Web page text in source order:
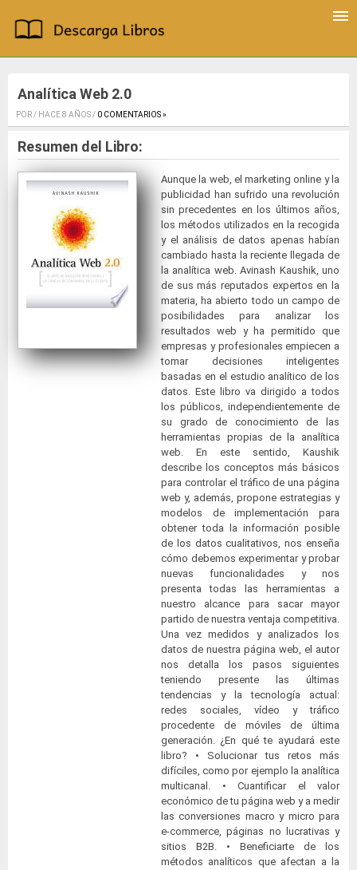
Analítica Web 2.0
POR / HACE 8 AÑOS / 0 COMENTARIOS ».
Resumen del Libro:
Aunque la web, el marketing online y la
publicidad han sufrido una revolución
sin precedentes en los últimos años,
los métodos utilizados en la recogida
y el análisis de datos apenas habían
cambiado hasta la reciente llegada de
la analítica web. Avinash Kaushik, uno
de sus más reputados expertos en la
materia, ha abierto todo un campo de
posibilidades para analizar los
resultados web y ha permitido que
empresas y profesionales empiecen a
tomar decisiones inteligentes
basadas en el estudio analítico de los
datos. Este libro va dirigido a todos
los públicos, independientemente de
su grado de conocimiento de las
herramientas propias de la analítica
web. En este sentido, Kaushik
describe los conceptos más básicos
para controlar el tráfico de una página
web y, además, propone estrategias y
modelos de implementación para
obtener toda la información posible
de los datos cualitativos, nos enseña
cómo debemos experimentar y probar
nuevas funcionalidades y nos
presenta todas las herramientas a
nuestro alcance para sacar mayor
partido de nuestra ventaja competitiva.
Una vez medidos y analizados los
datos de nuestra página web, el autor
nos detalla los pasos siguientes
teniendo presente las últimas
tendencias y la tecnología actual:
redes sociales, vídeo y tráfico
procedente de móviles de última
generación. ¿En qué te ayudará este
libro? • Solucionar tus retos más
difíciles, como por ejemplo la analítica
multicanal. • Cuantificar el valor
económico de tu página web y a medir
las conversiones macro y micro para
e-commerce, páginas no lucrativas y
sitios B2B. • Beneficiarte de los
métodos analíticos que afectan a la